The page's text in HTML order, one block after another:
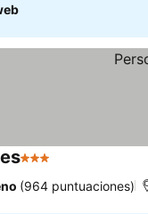
3 Estrellas
(964 puntuaciones)